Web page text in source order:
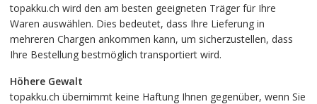
topakku.ch wird den am besten geeigneten Träger für Ihre
Waren auswählen. Dies bedeutet, dass Ihre Lieferung in
mehreren Chargen ankommen kann, um sicherzustellen, dass
Ihre Bestellung bestmöglich transportiert wird.
Höhere Gewalt
topakku.ch übernimmt keine Haftung Ihnen gegenüber, wenn Sie